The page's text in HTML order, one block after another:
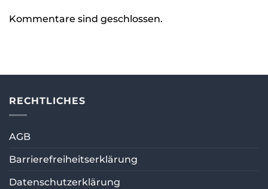
Kommentare sind geschlossen.
RECHTLICHES
AGB
Barrierefreiheitserklärung
Datenschutzerklärung